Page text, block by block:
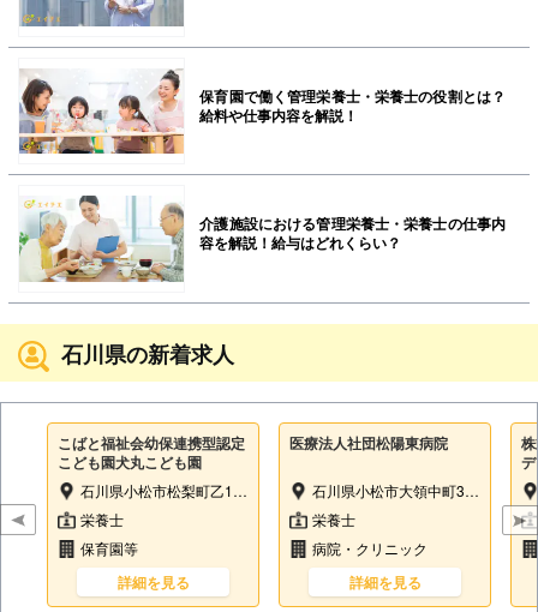
保育園で働く管理栄養士・栄養士の役割とは？
給料や仕事内容を解説！
介護施設における管理栄養士・栄養士の仕事内
容を解説！給与はどれくらい？
石川県の新着求人
こばと福祉会幼保連携型認定
こども園犬丸こども園
石川県小松市松梨町乙125番地1
栄養士
保育園等
詳細を見る
医療法人社団松陽東病院
石川県小松市大領中町3-121
栄養士
病院・クリニック
詳細を見る